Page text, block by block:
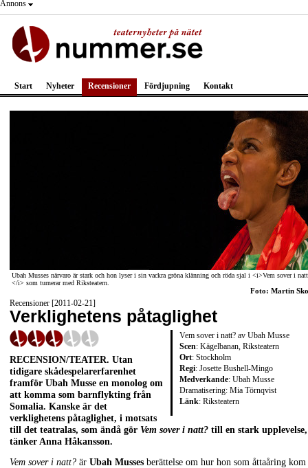
Annons
Start Nyheter Recensioner Fördjupning Kontakt
Ubah Musses närvaro är stark och hon lyser i sin vackra gröna klänning och röda sjal i <i>Vem sover i
</i> som turnerar med Riksteatern.
Foto: Martin
Recensioner [2011-02-21]
Verklighetens påtaglighet
Vem sover i natt? av Ubah Musse
Scen: Kägelbanan, Riksteatern
Ort: Stockholm
Regi: Josette Bushell-Mingo
Medverkande: Ubah Musse
Dramatisering: Mia Törnqvist
Länk: Riksteatern
RECENSION/TEATER. Utan
tidigare skådespelarerfarenhet
framför Ubah Musse en monolog om
att komma som barnflykting från
Somalia. Kanske är det
verklighetens påtaglighet, i motsats
till det teatralas, som ändå gör Vem sover i natt? till en stark upplevelse,
tänker Anna Håkansson.
Vem sover i natt? är Ubah Musses berättelse om hur hon som åttaåring kom